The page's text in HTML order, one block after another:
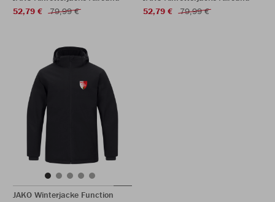
52,79 €
79,99 €
52,79 €
79,99 €
JAKO Winterjacke Function